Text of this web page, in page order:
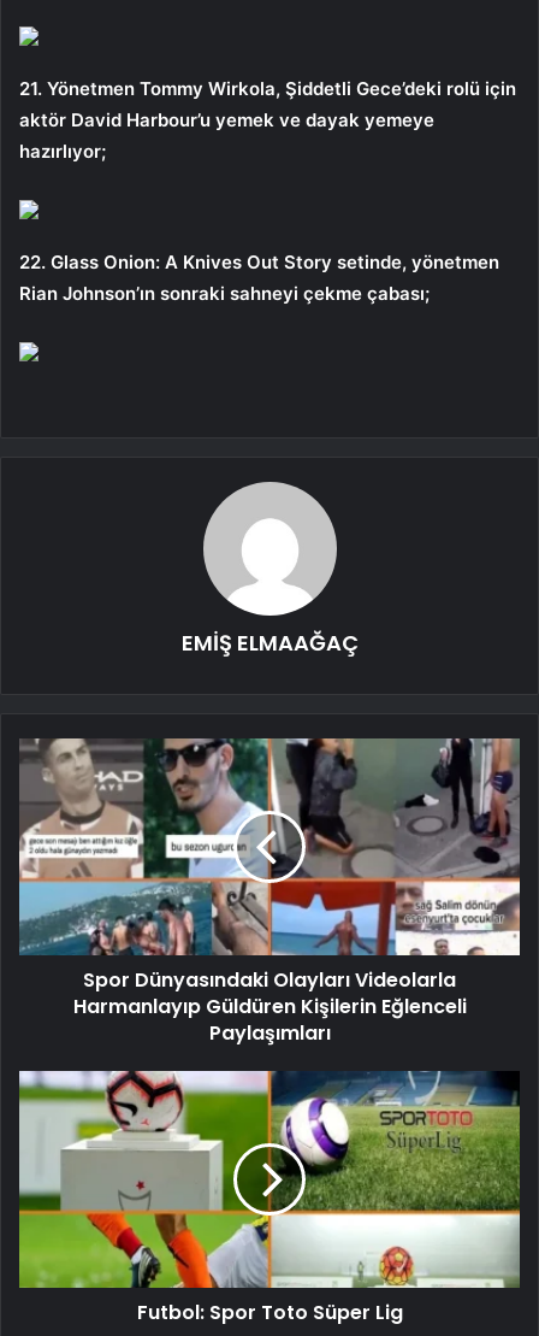
21. Yönetmen Tommy Wirkola, Şiddetli Gece’deki rolü için
aktör David Harbour’u yemek ve dayak yemeye
hazırlıyor;
22. Glass Onion: A Knives Out Story setinde, yönetmen
Rian Johnson’ın sonraki sahneyi çekme çabası;
EMİŞ ELMAAĞAÇ
Spor Dünyasındaki Olayları Videolarla
Harmanlayıp Güldüren Kişilerin Eğlenceli
Paylaşımları
Futbol: Spor Toto Süper Lig